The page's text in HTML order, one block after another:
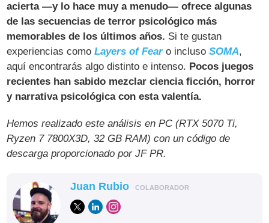
acierta —y lo hace muy a menudo— ofrece algunas
de las secuencias de terror psicológico más
memorables de los últimos años. Si te gustan
experiencias comoLayers of Fearo inclusoSOMA,
aquí encontrarás algo distinto e intenso. Pocos juegos
recientes han sabido mezclar ciencia ficción, horror
y narrativa psicológica con esta valentía.
Hemos realizado este análisis en PC (RTX 5070 Ti,
Ryzen 7 7800X3D, 32 GB RAM) con un código de
descarga proporcionado por JF PR.
Juan Rubio COLABORADOR